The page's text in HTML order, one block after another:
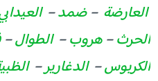
العارضة –ضمد–
الحرث–هروب– الطوال–
الكربوس– الدغارير–